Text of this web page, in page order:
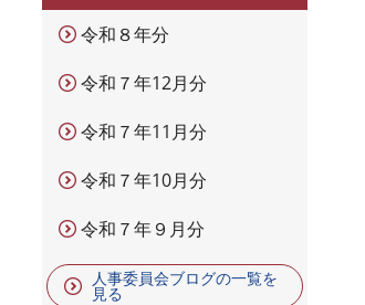
令和８年分
令和７年12月分
令和７年11月分
令和７年10月分
令和７年９月分
人事委員会ブログの一覧を
見る